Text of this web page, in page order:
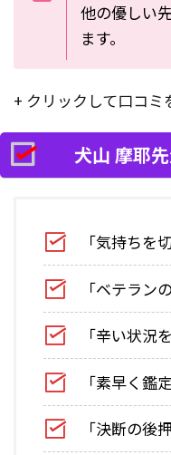
他の優しい
ます。
+ クリックして口コミ
犬山 摩耶
「気持ちを
「ベテラン
「辛い状況
「素早く鑑
「決断の後